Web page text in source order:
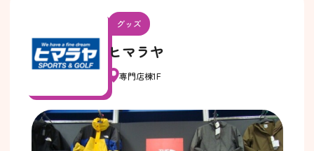
グッズ
ヒマラヤ
専門店棟1F